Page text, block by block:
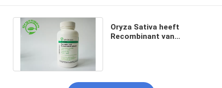
Oryza Sativa heeft
Recombinant van